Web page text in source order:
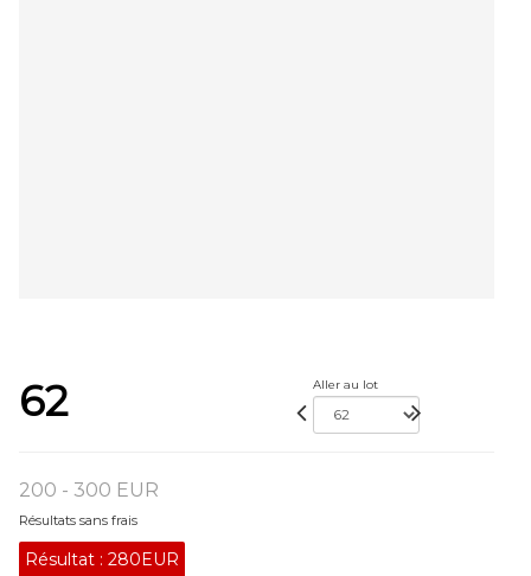
62 Aller au lot
200 - 300 EUR
Résultats sans frais
Résultat : 280EUR